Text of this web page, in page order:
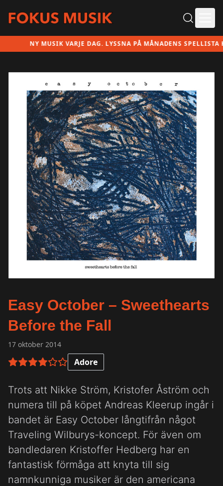
NY MUSIK VARJE DAG. LYSSNA PÅ MÅNADENS SPELLISTA HÄR!
Easy October – Sweethearts
Before the Fall
17 oktober 2014
4 av 6 i betyg Adore
Trots att Nikke Ström, Kristofer Åström och
numera till på köpet Andreas Kleerup ingår i
bandet är Easy October långtifrån något
Traveling Wilburys-koncept. För även om
bandledaren Kristoffer Hedberg har en
fantastisk förmåga att knyta till sig
namnkunniga musiker är den americana